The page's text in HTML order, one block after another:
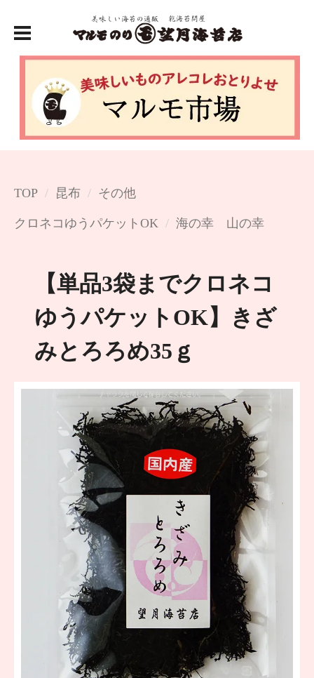
TOP 昆布 その他
クロネコゆうパケットOK 海の幸 山の幸
【単品3袋までクロネコ
ゆうパケットOK】きざ
みとろろめ35ｇ